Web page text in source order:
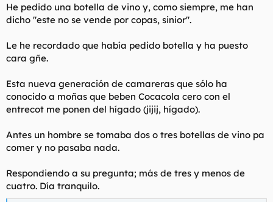
He pedido una botella de vino y, como siempre, me han
dicho "este no se vende por copas, sinior".
Le he recordado que había pedido botella y ha puesto
cara gñe.
Esta nueva generación de camareras que sólo ha
conocido a moñas que beben Cocacola cero con el
entrecot me ponen del hígado (jijij, hígado).
Antes un hombre se tomaba dos o tres botellas de vino pa
comer y no pasaba nada.
Respondiendo a su pregunta; más de tres y menos de
cuatro. Día tranquilo.